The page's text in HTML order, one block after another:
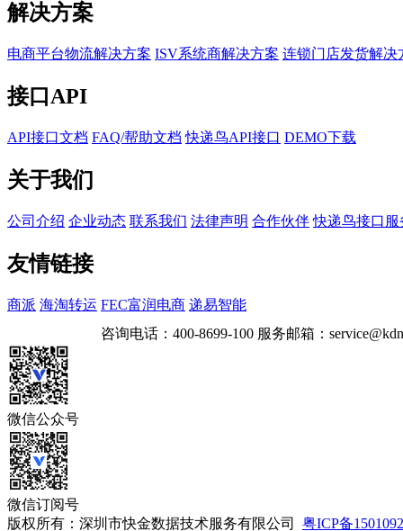
解决方案
电商平台物流解决方案 ISV系统商解决方案 连锁门店发货解决
接口API
API接口文档 FAQ/帮助文档 快递鸟API接口 DEMO下载
关于我们
公司介绍 企业动态 联系我们 法律声明 合作伙伴 快递鸟接口服
友情链接
商派 海淘转运 FEC富润电商 递易智能
咨询电话： 400-8699-100 服务邮箱：
微信公众号
微信订阅号
版权所有：深圳市快金数据技术服务有限公司 粤ICP备